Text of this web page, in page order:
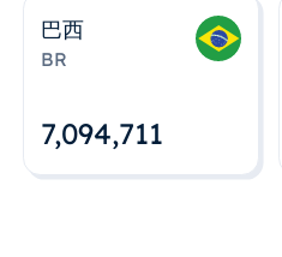
巴西
BR
7,094,712